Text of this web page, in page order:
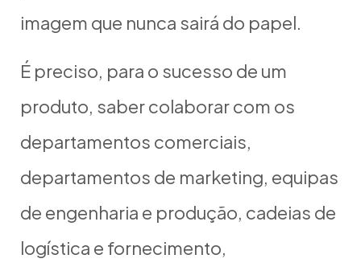
imagem que nunca sairá do papel.
É preciso, para o sucesso de um
produto, saber colaborar com os
departamentos comerciais,
departamentos de marketing, equipas
de engenharia e produção, cadeias de
logística e fornecimento,